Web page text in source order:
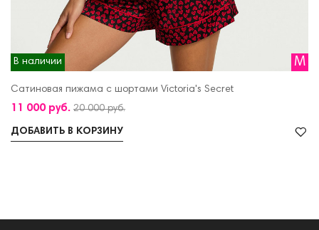
В наличии M
Сатиновая пижама с шортами Victoria's Secret
11 000 руб. 20 000 руб.
ДОБАВИТЬ В КОРЗИНУ